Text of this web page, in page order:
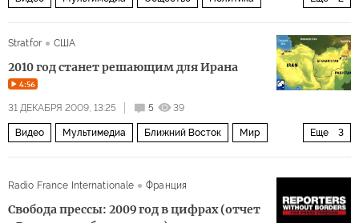
Stratfor
США
2010 год станет решающим для Ирана
4:56
31 ДЕКАБРЯ 2009, 13:25 5 39
Еще 3
Видео Мультимедиа Ближний Восток Мир
США и Канада
Radio France Internationale Франция
Свобода прессы: 2009 год в цифрах (отчет